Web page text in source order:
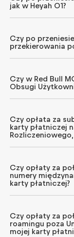
jak w Heyah 01?
Czy po
przekierowania
Czy w Red Bull
Obsugi
Czy opłata za
karty płatniczej
Czy opłaty za
numery
karty płatniczej?
Czy opłaty za
roamingu poza
mojej karty